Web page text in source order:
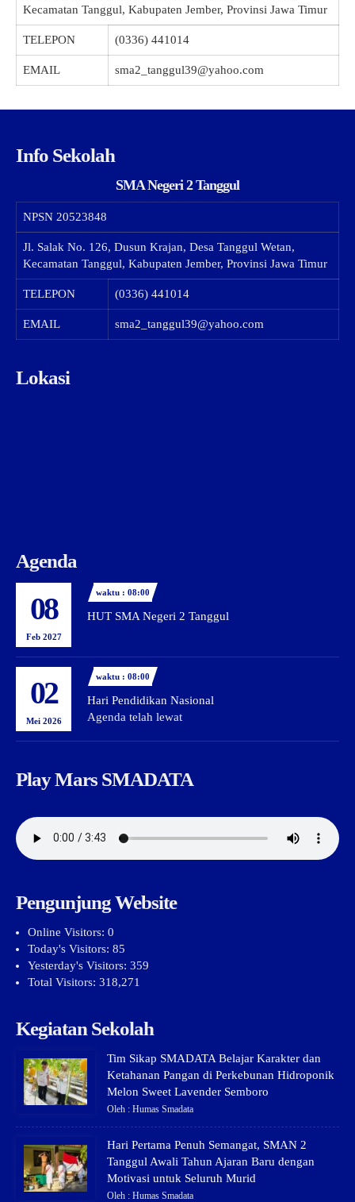
Kecamatan Tanggul, Kabupaten Jember, Provinsi Jawa Timur
TELEPON (0336) 441014
EMAIL sma2_tanggul39@yahoo.com
Info Sekolah
SMA Negeri 2 Tanggul
NPSN 20523848
Jl. Salak No. 126, Dusun Krajan, Desa Tanggul Wetan,
Kecamatan Tanggul, Kabupaten Jember, Provinsi Jawa Timur
TELEPON (0336) 441014
EMAIL sma2_tanggul39@yahoo.com
Lokasi
Agenda
08
Feb 2027
waktu : 08:00
HUT SMA Negeri 2 Tanggul
02
Mei 2026
waktu : 08:00
Hari Pendidikan Nasional
Agenda telah lewat
Play Mars SMADATA
Pengunjung Website
Online Visitors: 0
Today's Visitors: 85
Yesterday's Visitors: 359
Total Visitors: 318,271
Kegiatan Sekolah
Tim Sikap SMADATA Belajar Karakter dan
Ketahanan Pangan di Perkebunan Hidroponik
Melon Sweet Lavender Semboro
Oleh : Humas Smadata
Hari Pertama Penuh Semangat, SMAN 2
Tanggul Awali Tahun Ajaran Baru dengan
Motivasi untuk Seluruh Murid
Oleh : Humas Smadata